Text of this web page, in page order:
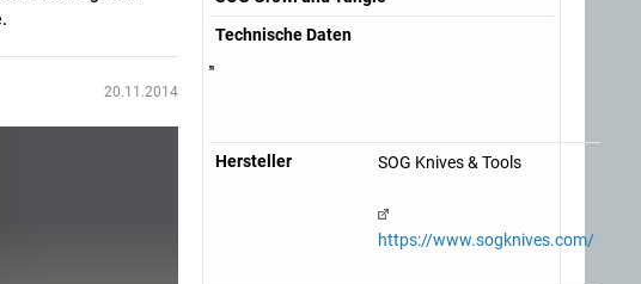
20.11.2014
Technische Daten
Hersteller SOG Knives & Tools
https://www.sogknives.com/